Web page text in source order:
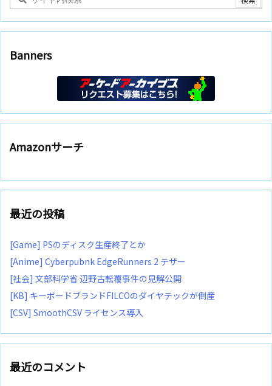
Banners
Amazonサーチ
最近の投稿
[Game] PSのディスク生産終了とか
[Anime] Cyberpubnk EdgeRunners 2 テザー
[社会] 文部科学省 辺野古転覆事件の見解公開
[KB] キーボードブランドFILCOのダイヤテックが倒産
[CSV] SmoothCSV ライセンス導入
最近のコメント